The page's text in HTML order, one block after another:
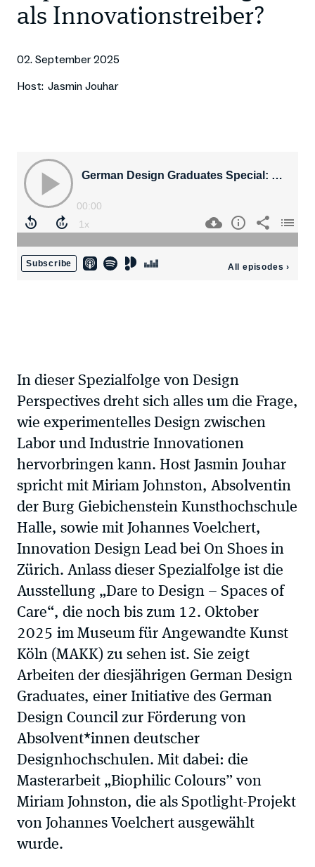
als Innovationstreiber?
02. September 2025
Host: Jasmin Jouhar
In dieser Spezialfolge von Design
Perspectives dreht sich alles um die Frage,
wie experimentelles Design zwischen
Labor und Industrie Innovationen
hervorbringen kann. Host Jasmin Jouhar
spricht mit Miriam Johnston, Absolventin
der Burg Giebichenstein Kunsthochschule
Halle, sowie mit Johannes Voelchert,
Innovation Design Lead bei On Shoes in
Zürich. Anlass dieser Spezialfolge ist die
Ausstellung „Dare to Design – Spaces of
Care“, die noch bis zum 12. Oktober
2025 im Museum für Angewandte Kunst
Köln (MAKK) zu sehen ist. Sie zeigt
Arbeiten der diesjährigen German Design
Graduates, einer Initiative des German
Design Council zur Förderung von
Absolvent*innen deutscher
Designhochschulen. Mit dabei: die
Masterarbeit „Biophilic Colours” von
Miriam Johnston, die als Spotlight-Projekt
von Johannes Voelchert ausgewählt
wurde.